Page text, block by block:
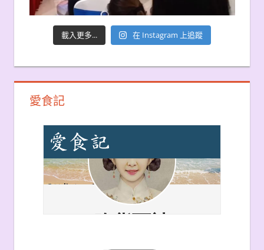
載入更多... 在 Instagram 上追蹤
愛食記